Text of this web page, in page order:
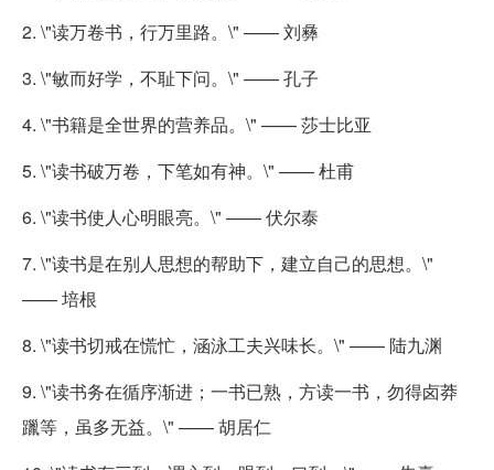
2. \"读万卷书，行万里路。\" —— 刘彝
3. \"敏而好学，不耻下问。\" —— 孔子
4. \"书籍是全世界的营养品。\" —— 莎士比亚
5. \"读书破万卷，下笔如有神。\" —— 杜甫
6. \"读书使人心明眼亮。\" —— 伏尔泰
7. \"读书是在别人思想的帮助下，建立自己的思想。\"
—— 培根
8. \"读书切戒在慌忙，涵泳工夫兴味长。\" —— 陆九渊
9. \"读书务在循序渐进；一书已熟，方读一书，勿得卤莽
躐等，虽多无益。\" —— 胡居仁